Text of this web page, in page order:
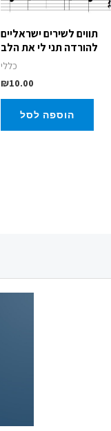
תווים לשירים ישראליים
להורדה תני לי את הלב
כללי
₪10.00
הוספה לסל